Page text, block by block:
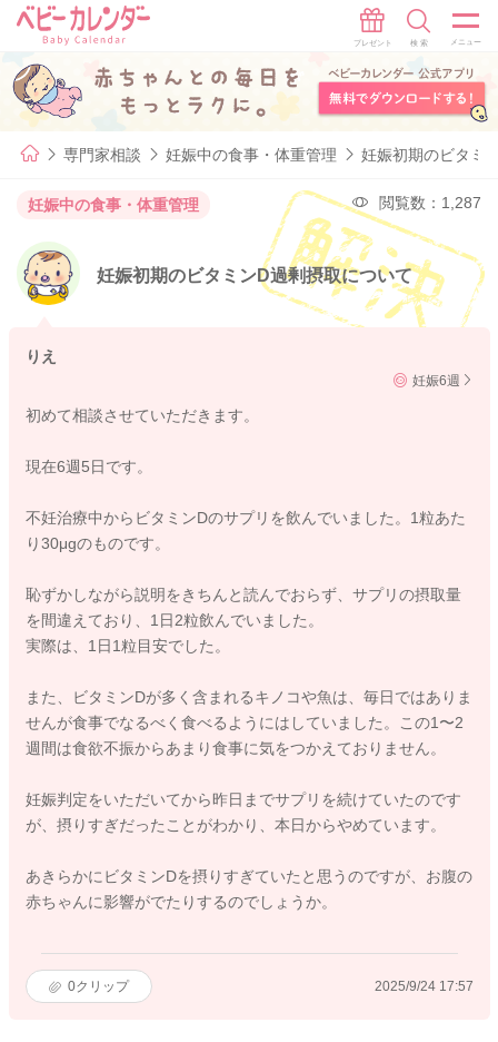
専門家相談 妊娠中の食事・体重管理 妊娠初期のビタミ
妊娠中の食事・体重管理 閲覧数：1,287
妊娠初期のビタミンD過剰摂取について
りえ
妊娠6週
初めて相談させていただきます。
現在6週5日です。
不妊治療中からビタミンDのサプリを飲んでいました。1粒あた
り30μgのものです。
恥ずかしながら説明をきちんと読んでおらず、サプリの摂取量
を間違えており、1日2粒飲んでいました。
実際は、1日1粒目安でした。
また、ビタミンDが多く含まれるキノコや魚は、毎日ではありま
せんが食事でなるべく食べるようにはしていました。この1〜2
週間は食欲不振からあまり食事に気をつかえておりません。
妊娠判定をいただいてから昨日までサプリを続けていたのです
が、摂りすぎだったことがわかり、本日からやめています。
あきらかにビタミンDを摂りすぎていたと思うのですが、お腹の
赤ちゃんに影響がでたりするのでしょうか。
0クリップ 2025/9/24 17:57